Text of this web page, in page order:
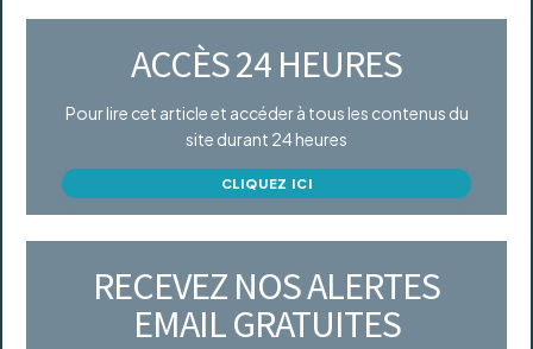
ACCÈS 24 HEURES
Pour lire cet article et accéder à tous les contenus du
site durant 24 heures
CLIQUEZ ICI
RECEVEZ NOS ALERTES
EMAIL GRATUITES